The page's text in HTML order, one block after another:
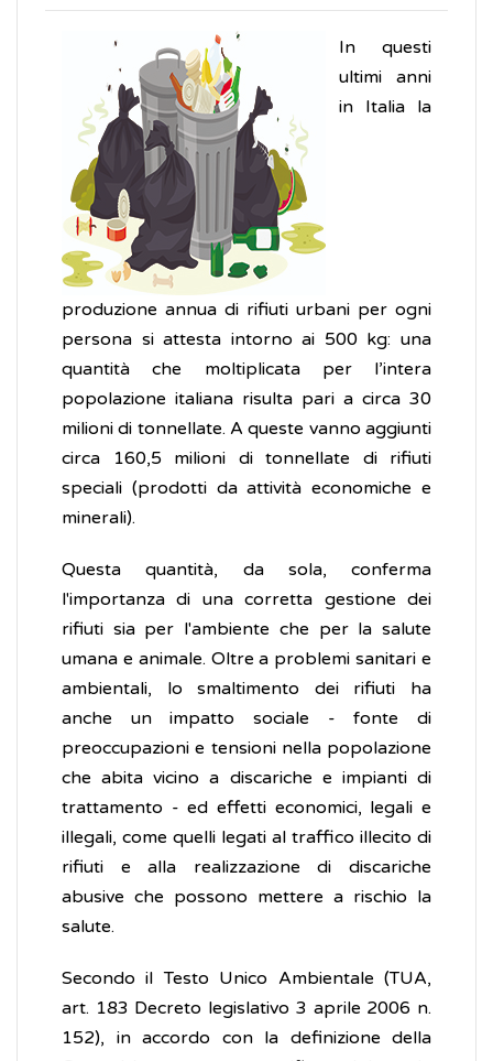
In questi
ultimi anni
in Italia la
produzione annua di rifiuti urbani per ogni
persona si attesta intorno ai 500 kg: una
quantità che moltiplicata per l’intera
popolazione italiana risulta pari a circa 30
milioni di tonnellate. A queste vanno aggiunti
circa 160,5 milioni di tonnellate di rifiuti
speciali (prodotti da attività economiche e
minerali).
Questa quantità, da sola, conferma
l'importanza di una corretta gestione dei
rifiuti sia per l'ambiente che per la salute
umana e animale. Oltre a problemi sanitari e
ambientali, lo smaltimento dei rifiuti ha
anche un impatto sociale - fonte di
preoccupazioni e tensioni nella popolazione
che abita vicino a discariche e impianti di
trattamento - ed effetti economici, legali e
illegali, come quelli legati al traffico illecito di
rifiuti e alla realizzazione di discariche
abusive che possono mettere a rischio la
salute.
Secondo il Testo Unico Ambientale (TUA,
art. 183 Decreto legislativo 3 aprile 2006 n.
152), in accordo con la definizione della